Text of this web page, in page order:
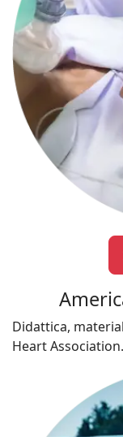
Didattica,
Heart